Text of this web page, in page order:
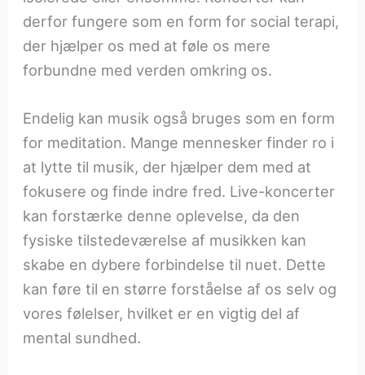
derfor fungere som en form for social terapi,
der hjælper os med at føle os mere
forbundne med verden omkring os.
Endelig kan musik også bruges som en form
for meditation. Mange mennesker finder ro i
at lytte til musik, der hjælper dem med at
fokusere og finde indre fred. Live-koncerter
kan forstærke denne oplevelse, da den
fysiske tilstedeværelse af musikken kan
skabe en dybere forbindelse til nuet. Dette
kan føre til en større forståelse af os selv og
vores følelser, hvilket er en vigtig del af
mental sundhed.